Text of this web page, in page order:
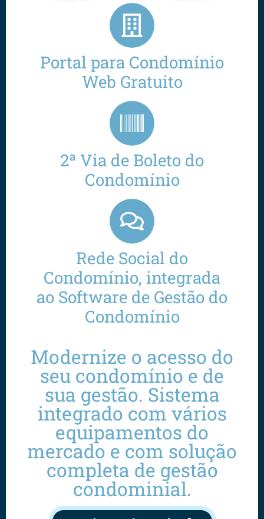
Portal para Condomínio
Web Gratuito
2ª Via de Boleto do
Condomínio
Rede Social do
Condomínio, integrada
ao Software de Gestão do
Condomínio
Modernize o acesso do
seu condomínio e de
sua gestão. Sistema
integrado com vários
equipamentos do
mercado e com solução
completa de gestão
condominial.